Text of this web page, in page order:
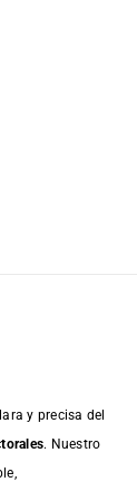
y precisa del
. Nuestro